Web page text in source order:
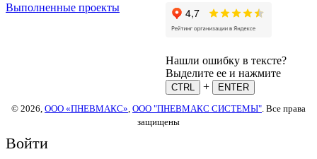
Выполненные проекты
Нашли ошибку в тексте?
Выделите ее и нажмите
CTRL +
ENTER
© 2026, ООО «ПНЕВМАКС» ООО "ПНЕВМАКС СИСТЕМЫ" . Все права
защищены
Войти